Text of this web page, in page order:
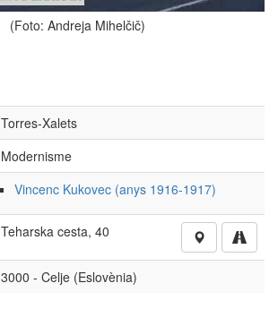
(Foto: Andreja Mihelčič)
Torres-Xalets
Modernisme
Vincenc Kukovec (anys 1916-1917)
Teharska cesta, 40
3000 - Celje (Eslovènia)